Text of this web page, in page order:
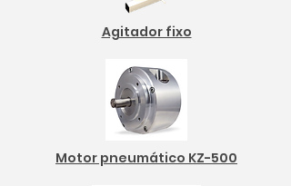
Agitador fixo
Motor pneumático KZ-500